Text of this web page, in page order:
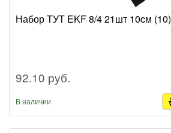
Набор ТУТ EKF 8/4 21шт 10cм (10)
92.10 руб.
В наличии